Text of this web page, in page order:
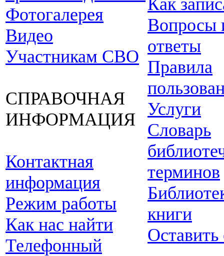
Фотогалерея
Видео
Участникам СВО
СПРАВОЧНАЯ
ИНФОРМАЦИЯ
Контактная
информация
Режим работы
Как нас найти
Телефонный
Как
Вопросы
ответы
Правила
Услуги
Словарь
терминов
книги
Оставить